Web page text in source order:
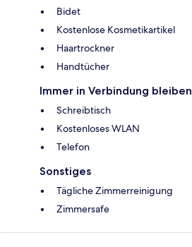
Bidet
Kostenlose Kosmetikartikel
Haartrockner
Handtücher
Immer in Verbindung bleiben
Schreibtisch
Kostenloses WLAN
Telefon
Sonstiges
Tägliche Zimmerreinigung
Zimmersafe